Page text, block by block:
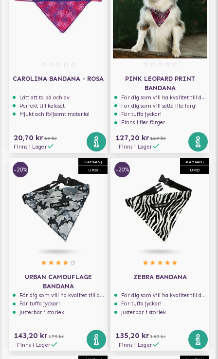
CAROLINA BANDANA - ROSA
Lätt att ta på och av
Perfekt till kalaset
Mjukt och följsamt material
20,70 kr 69 kr
Finns i Lager
PINK LEOPARD PRINT
BANDANA
För dig som vill ha kvalitet till din hund!
För dig som vill sätta lite färg!
För tuffa jyckar!
Finns i fler färger
127,20 kr 159 kr
Finns i Lager
KAMPANJ
UP20
-20%
URBAN CAMOUFLAGE
BANDANA
För dig som vill ha kvalitet till din hund!
För tuffa jyckar!
Justerbar i storlek
143,20 kr 179 kr
Finns i Lager
KAMPANJ
UP20
-20%
ZEBRA BANDANA
För dig som vill ha kvalitet till din hund!
För tuffa jyckar!
Justerbar i storlek
135,20 kr 169 kr
Finns i Lager